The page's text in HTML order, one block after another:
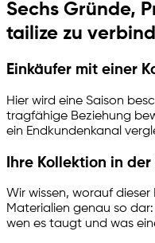
Sechs Gründe,
tailize zu
Einkäufer mit einer
Hier wird eine Saison
tragfähige Beziehung
ein Endkundenkanal
Ihre Kollektion in
Wir wissen, worauf
Materialien genau so
wen es taugt und was